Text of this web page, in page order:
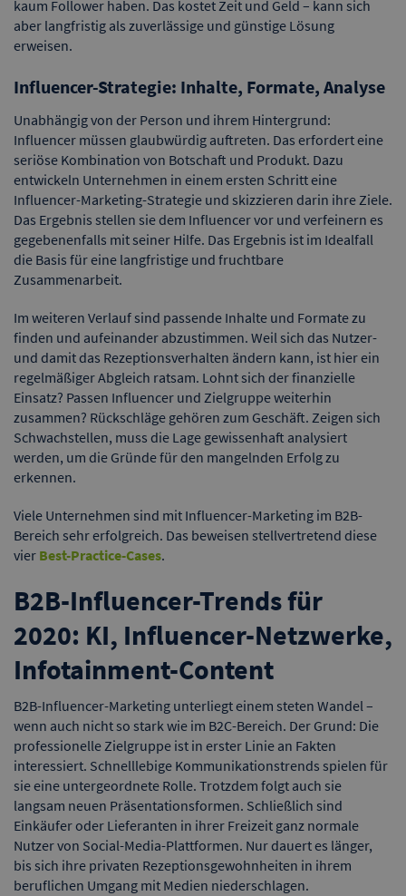
kaum Follower haben. Das kostet Zeit und Geld – kann sich
aber langfristig als zuverlässige und günstige Lösung
erweisen.
Influencer-Strategie: Inhalte, Formate, Analyse
Unabhängig von der Person und ihrem Hintergrund:
Influencer müssen glaubwürdig auftreten. Das erfordert eine
seriöse Kombination von Botschaft und Produkt. Dazu
entwickeln Unternehmen in einem ersten Schritt eine
Influencer-Marketing-Strategie und skizzieren darin ihre Ziele.
Das Ergebnis stellen sie dem Influencer vor und verfeinern es
gegebenenfalls mit seiner Hilfe. Das Ergebnis ist im Idealfall
die Basis für eine langfristige und fruchtbare
Zusammenarbeit.
Im weiteren Verlauf sind passende Inhalte und Formate zu
finden und aufeinander abzustimmen. Weil sich das Nutzer-
und damit das Rezeptionsverhalten ändern kann, ist hier ein
regelmäßiger Abgleich ratsam. Lohnt sich der finanzielle
Einsatz? Passen Influencer und Zielgruppe weiterhin
zusammen? Rückschläge gehören zum Geschäft. Zeigen sich
Schwachstellen, muss die Lage gewissenhaft analysiert
werden, um die Gründe für den mangelnden Erfolg zu
erkennen.
Viele Unternehmen sind mit Influencer-Marketing im B2B-
Bereich sehr erfolgreich. Das beweisen stellvertretend diese
vier Best-Practice-Cases.
B2B-Influencer-Trends für
2020: KI, Influencer-Netzwerke,
Infotainment-Content
B2B-Influencer-Marketing unterliegt einem steten Wandel –
wenn auch nicht so stark wie im B2C-Bereich. Der Grund: Die
professionelle Zielgruppe ist in erster Linie an Fakten
interessiert. Schnelllebige Kommunikationstrends spielen für
sie eine untergeordnete Rolle. Trotzdem folgt auch sie
langsam neuen Präsentationsformen. Schließlich sind
Einkäufer oder Lieferanten in ihrer Freizeit ganz normale
Nutzer von Social-Media-Plattformen. Nur dauert es länger,
bis sich ihre privaten Rezeptionsgewohnheiten in ihrem
beruflichen Umgang mit Medien niederschlagen.